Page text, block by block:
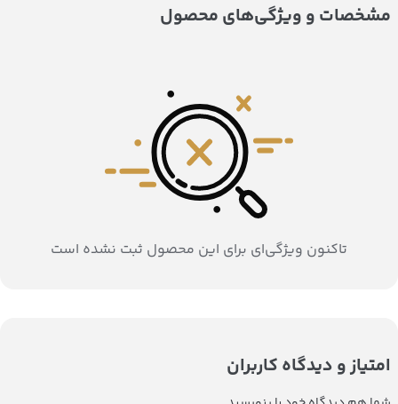
مشخصات و ویژگی‌های محصول
تاکنون ویژگی‌ای برای این محصول ثبت نشده است
امتیاز و دیدگاه کاربران